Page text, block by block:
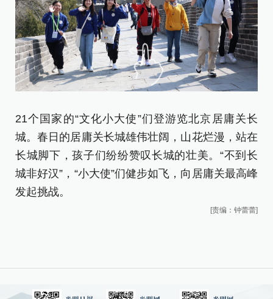
21个国家的“文化小大使”们登游览北京居庸关长
城。春日的居庸关长城雄伟壮阔，山花烂漫，站在
长城脚下，孩子们纷纷赞叹长城的壮美。“不到长
城非好汉”，“小大使”们健步如飞，向居庸关最高峰
发起挑战。
[责编：钟蕾蕾]